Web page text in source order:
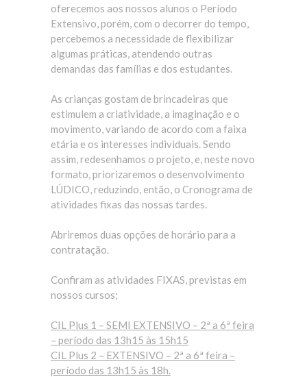
oferecemos aos nossos alunos o Período
Extensivo, porém, com o decorrer do tempo,
percebemos a necessidade de flexibilizar
algumas práticas, atendendo outras
demandas das famílias e dos estudantes.
As crianças gostam de brincadeiras que
estimulem a criatividade, a imaginação e o
movimento, variando de acordo com a faixa
etária e os interesses individuais. Sendo
assim, redesenhamos o projeto, e, neste novo
formato, priorizaremos o desenvolvimento
LÚDICO, reduzindo, então, o Cronograma de
atividades fixas das nossas tardes.
Abriremos duas opções de horário para a
contratação.
Confiram as atividades FIXAS, previstas em
nossos cursos;
CIL Plus 1 – SEMI EXTENSIVO – 2ª a 6ª feira
– período das 13h15 às 15h15
CIL Plus 2 – EXTENSIVO – 2ª a 6ª feira –
período das 13h15 às 18h.